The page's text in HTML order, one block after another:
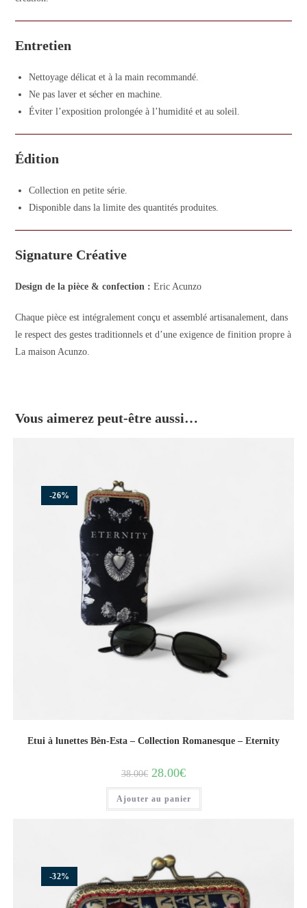
Entretien
Nettoyage délicat et à la main recommandé.
Ne pas laver et sécher en machine.
Éviter l’exposition prolongée à l’humidité et au soleil.
Édition
Collection en petite série.
Disponible dans la limite des quantités produites.
Signature Créative
Design de la pièce & confection : Eric Acunzo
Chaque pièce est intégralement conçu et assemblé artisanalement, dans
le respect des gestes traditionnels et d’une exigence de finition propre à
La maison Acunzo.
Vous aimerez peut-être aussi…
-26%
Etui à lunettes Bèn-Esta – Collection Romanesque – Eternity
38.00€ 28.00€
Ajouter au panier
-32%